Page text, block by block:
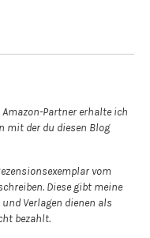
Partner erhalte ich
mit der du diesen Blog
vom
Diese gibt meine
Verlagen dienen als
bezahlt.